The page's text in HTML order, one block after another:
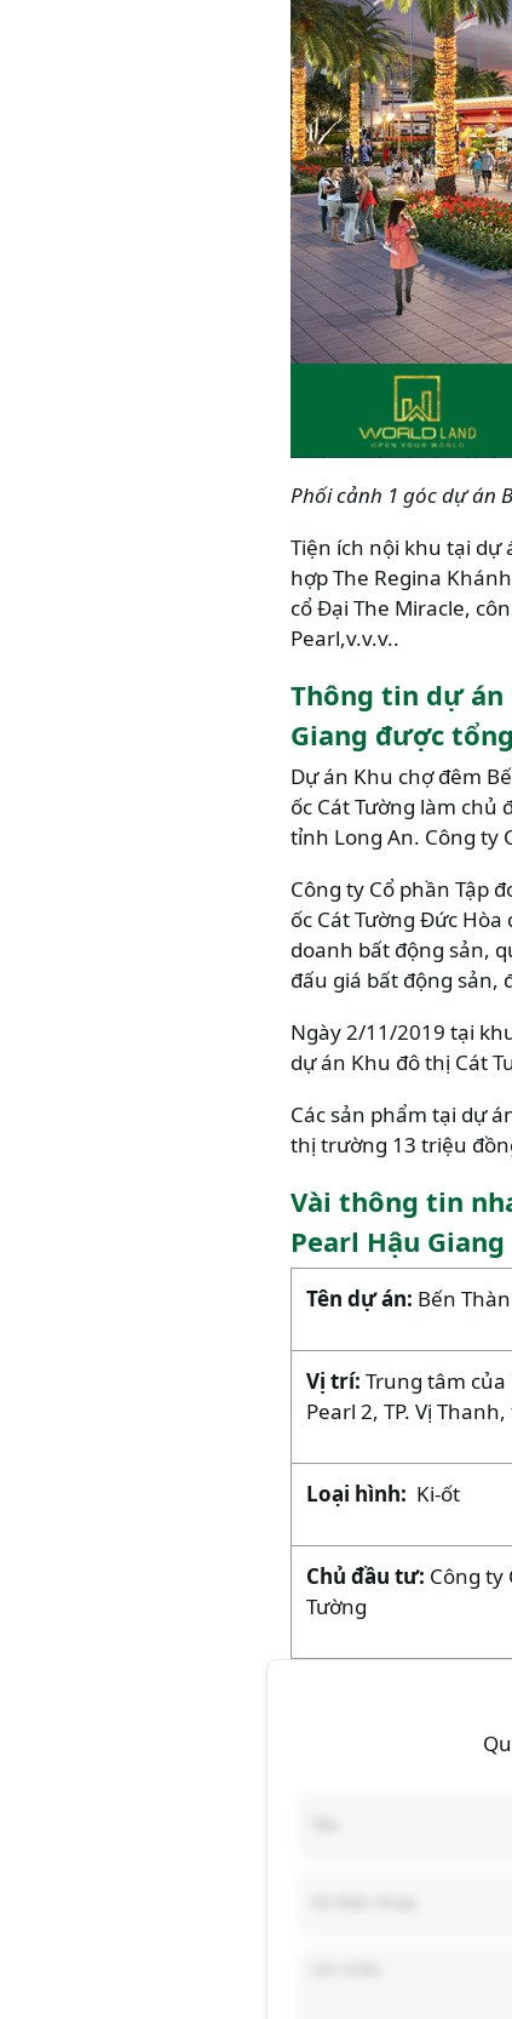
Phối cảnh 1 góc dự án
Tiện ích nội khu tại dự
hợp The Regina
cổ Đại The Miracle,
Pearl,v.v.v..
Thông tin dự án
Giang được
Dự án Khu chợ đêm
ốc Cát Tường làm chủ
tỉnh Long An. Công ty
Công ty Cổ phần Tập
ốc Cát Tường Đức
doanh bất động sản,
đấu giá bất động sản,
Ngày 2/11/2019 tại
dự án Khu đô thị Cát
Các sản phẩm tại dự
thị trường 13 triệu
Vài thông tin
Pearl Hậu Giang
Tên dự án: Bến
Vị trí: Trung tâm
Pearl 2, TP. Vị
Loại hình: Ki-ốt
Chủ đầu tư: Công ty
Tường